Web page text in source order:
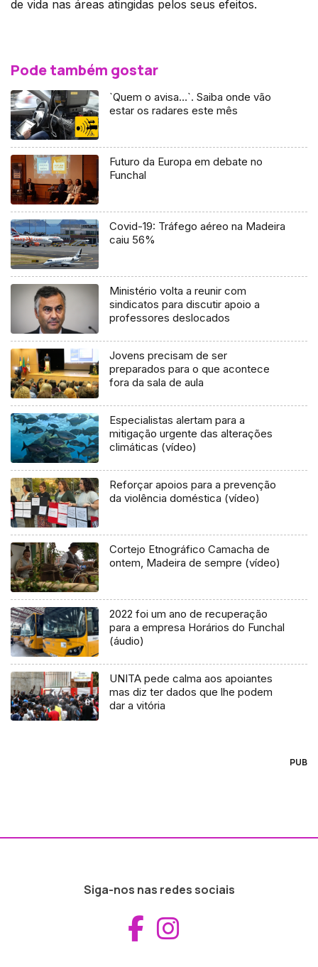
de vida nas áreas atingidas pelos seus efeitos.
Pode também gostar
`Quem o avisa…`. Saiba onde vão
estar os radares este mês
Futuro da Europa em debate no
Funchal
Covid-19: Tráfego aéreo na Madeira
caiu 56%
Ministério volta a reunir com
sindicatos para discutir apoio a
professores deslocados
Jovens precisam de ser
preparados para o que acontece
fora da sala de aula
Especialistas alertam para a
mitigação urgente das alterações
climáticas (vídeo)
Reforçar apoios para a prevenção
da violência doméstica (vídeo)
Cortejo Etnográfico Camacha de
ontem, Madeira de sempre (vídeo)
2022 foi um ano de recuperação
para a empresa Horários do Funchal
(áudio)
UNITA pede calma aos apoiantes
mas diz ter dados que lhe podem
dar a vitória
PUB
Siga-nos nas redes sociais
Aceder ao